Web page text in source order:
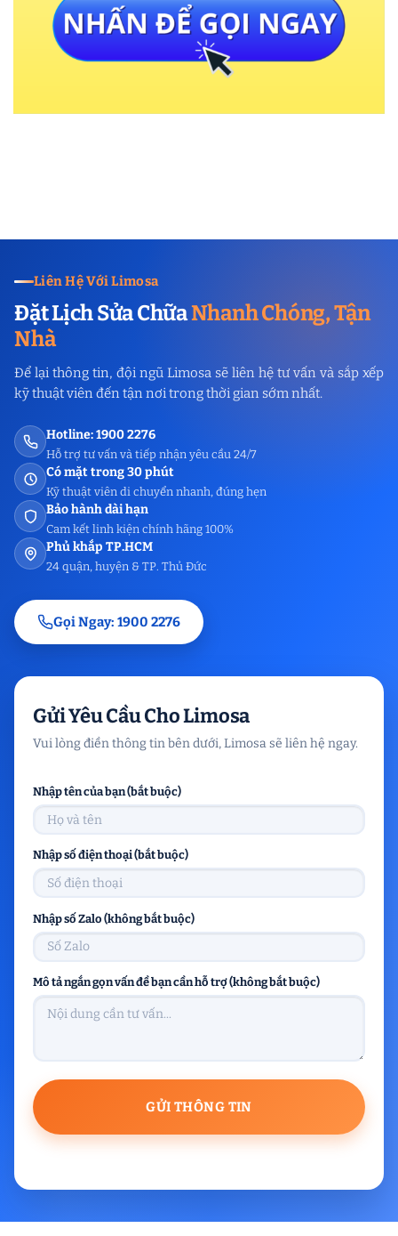
Liên Hệ Với Limosa
Đặt Lịch Sửa ChữaNhanh Chóng, Tận
Nhà
Để lại thông tin, đội ngũ Limosa sẽ liên hệ tư vấn và sắp xếp
kỹ thuật viên đến tận nơi trong thời gian sớm nhất.
Hotline: 1900 2276
Hỗ trợ tư vấn và tiếp nhận yêu cầu 24/7
Có mặt trong 30 phút
Kỹ thuật viên di chuyển nhanh, đúng hẹn
Bảo hành dài hạn
Cam kết linh kiện chính hãng 100%
Phủ khắp TP.HCM
24 quận, huyện & TP. Thủ Đức
Gọi Ngay: 1900 2276
Gửi Yêu Cầu Cho Limosa
Vui lòng điền thông tin bên dưới, Limosa sẽ liên hệ ngay.
Nhập tên của bạn (bắt buộc)
Nhập số điện thoại (bắt buộc)
Nhập số Zalo (không bắt buộc)
Mô tả ngắn gọn vấn đề bạn cần hỗ trợ (không bắt buộc)